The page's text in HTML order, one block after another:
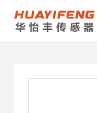
HLM-
050NU